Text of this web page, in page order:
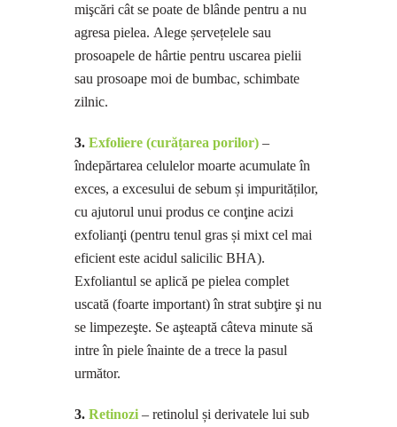
mişcări cât se poate de blânde pentru a nu
agresa pielea. Alege șervețelele sau
prosoapele de hârtie pentru uscarea pielii
sau prosoape moi de bumbac, schimbate
zilnic.
3. Exfoliere (curățarea porilor) –
îndepărtarea celulelor moarte acumulate în
exces, a excesului de sebum și impurităților,
cu ajutorul unui produs ce conţine acizi
exfolianţi (pentru tenul gras și mixt cel mai
eficient este acidul salicilic BHA).
Exfoliantul se aplică pe pielea complet
uscată (foarte important) în strat subţire şi nu
se limpezeşte. Se aşteaptă câteva minute să
intre în piele înainte de a trece la pasul
următor.
3. Retinozi – retinolul și derivatele lui sub